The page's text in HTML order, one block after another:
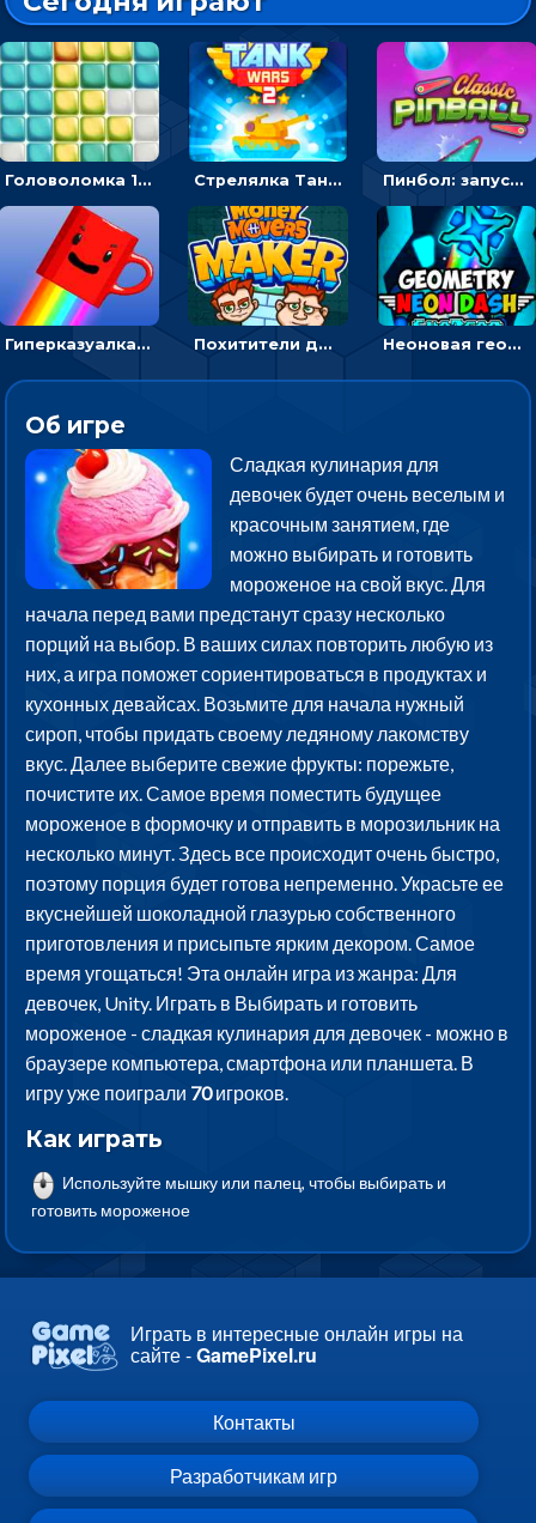
Головоломка 10х10 Стрелялка Танковые войны: бить по танку врага, чтобы уничтожить зло Пинбол: запускать шарик, чтобы выбивать очки
Гиперказуалка Летающая чашка кофе: двигаться и собирать кубики сахара Похитители денег: управляйте друзьями и соберите все мешки с долларами Неоновая геометрия: прыгай через препятствия и собирай шары
Об игре
Сладкая кулинария для
девочек будет очень веселым и
красочным занятием, где
можно выбирать и готовить
мороженое на свой вкус. Для
начала перед вами предстанут сразу несколько
порций на выбор. В ваших силах повторить любую из
них, а игра поможет сориентироваться в продуктах и
кухонных девайсах. Возьмите для начала нужный
сироп, чтобы придать своему ледяному лакомству
вкус. Далее выберите свежие фрукты: порежьте,
почистите их. Самое время поместить будущее
мороженое в формочку и отправить в морозильник на
несколько минут. Здесь все происходит очень быстро,
поэтому порция будет готова непременно. Украсьте ее
вкуснейшей шоколадной глазурью собственного
приготовления и присыпьте ярким декором. Самое
время угощаться! Эта онлайн игра из жанра: Для
девочек, Unity. Играть в Выбирать и готовить
мороженое - сладкая кулинария для девочек - можно в
браузере компьютера, смартфона или планшета. В
игру уже поиграли 70игроков.
Как играть
Используйте мышку или палец, чтобы выбирать и
готовить мороженое
Играть в интересные онлайн игры на
сайте -GamePixel.ru
Контакты
Разработчикам игр